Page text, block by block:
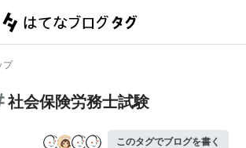
プ
社会保険労務士試験
このタグでブログを書く